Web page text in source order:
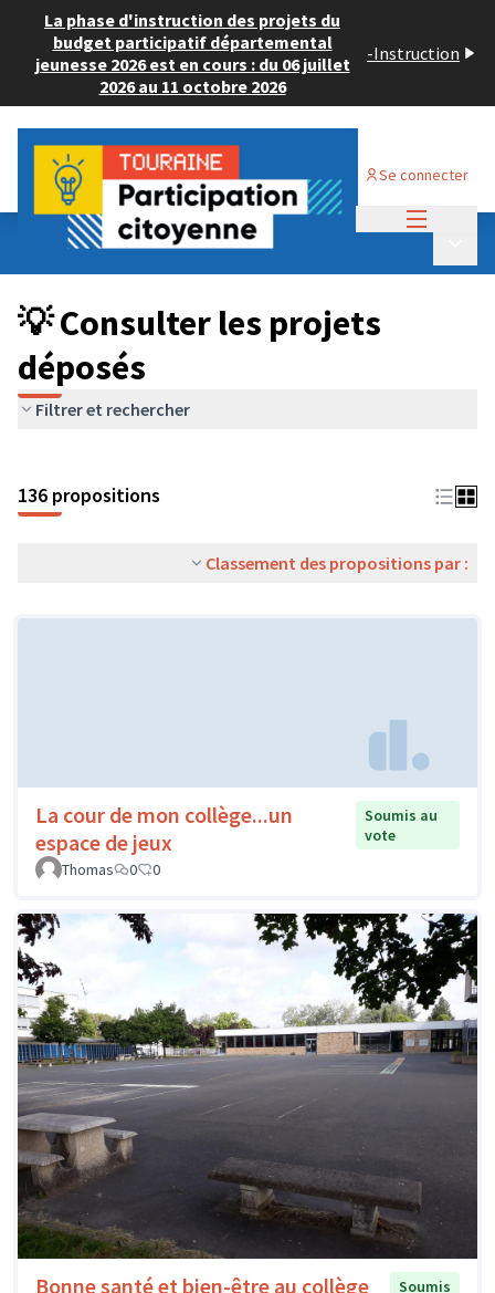
La phase d'instruction des projets du
budget participatif départemental
jeunesse 2026 est en cours : du 06 juillet
2026 au 11 octobre 2026
-Instruction
Se connecter
Budget Participatif JEUNESSE 2024
💡 Consulter les projets déposés
💡 Consulter les projets
déposés
Filtrer et rechercher
136 propositions
Classement des propositions par :
La cour de mon collège...un
espace de jeux
Soumis au
vote
Thomas
0 0
Bonne santé et bien-être au collège
Soumis